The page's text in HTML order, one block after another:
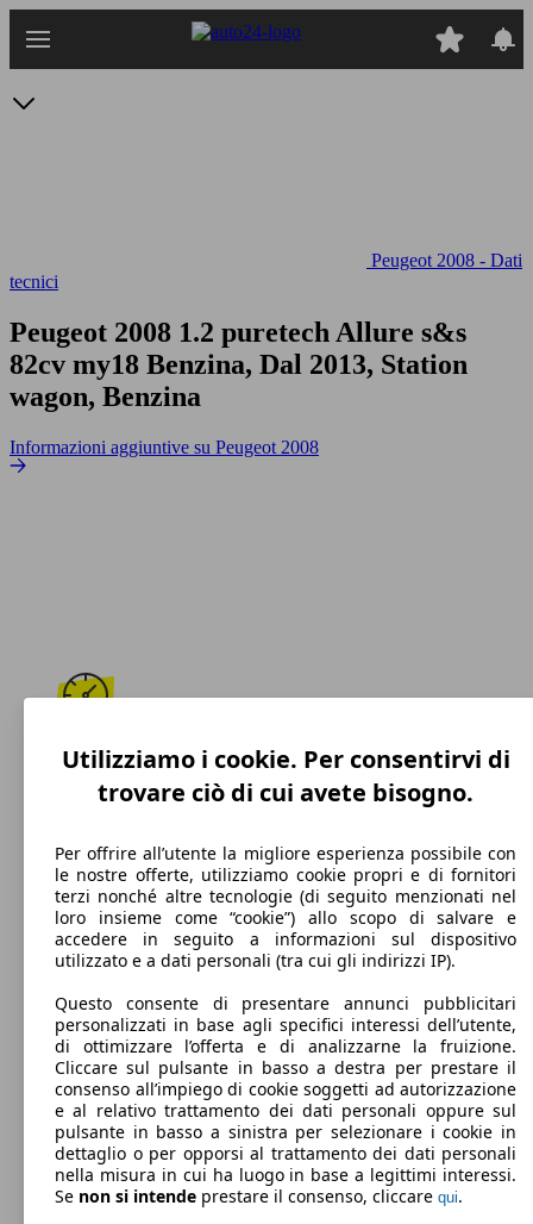
Peugeot 2008 - Dati
tecnici
Peugeot 2008 1.2 puretech Allure s&s
82cv my18 Benzina, Dal 2013, Station
wagon, Benzina
Informazioni aggiuntive su Peugeot 2008
166 km/h
Velocità massima
Benzina
Carburante
114 g/km
Emissioni di CO2 (combinato)*
Utilizziamo i cookie. Per consentirvi di
trovare ciò di cui avete bisogno.
Per offrire all’utente la migliore esperienza possibile con
le nostre offerte, utilizziamo cookie propri e di fornitori
terzi nonché altre tecnologie (di seguito menzionati nel
loro insieme come “cookie”) allo scopo di salvare e
accedere in seguito a informazioni sul dispositivo
utilizzato e a dati personali (tra cui gli indirizzi IP).
Questo consente di presentare annunci pubblicitari
personalizzati in base agli specifici interessi dell’utente,
di ottimizzare l’offerta e di analizzarne la fruizione.
Cliccare sul pulsante in basso a destra per prestare il
consenso all’impiego di cookie soggetti ad autorizzazione
e al relativo trattamento dei dati personali oppure sul
pulsante in basso a sinistra per selezionare i cookie in
dettaglio o per opporsi al trattamento dei dati personali
nella misura in cui ha luogo in base a legittimi interessi.
Se non si intende prestare il consenso, cliccare qui.